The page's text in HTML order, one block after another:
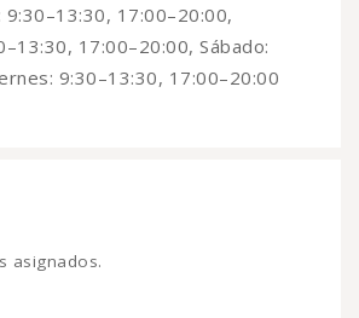
17:00–20:00,
17:00–20:00, Sábado:
9:30–13:30, 17:00–20:00
asignados.